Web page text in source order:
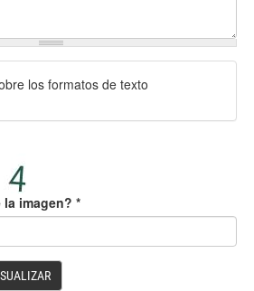
los formatos de texto
imagen? *